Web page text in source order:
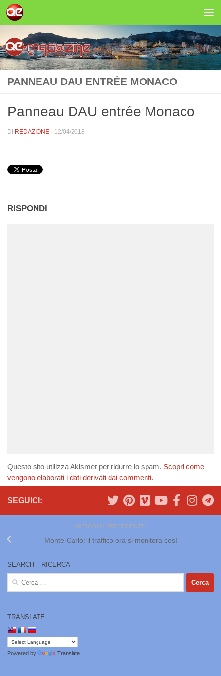
Salta al contenuto
PANNEAU DAU ENTRÉE MONACO
Panneau DAU entrée Monaco
DI REDAZIONE · 12/04/2018
RISPONDI
Questo sito utilizza Akismet per ridurre lo spam. Scopri come
vengono elaborati i dati derivati dai commenti.
SEGUICI:
ARTICOLO PRECEDENTE
Monte-Carlo: il traffico ora si monitora così
SEARCH – RICERCA
Ricerca
TRANSLATE:
Powered by Translate